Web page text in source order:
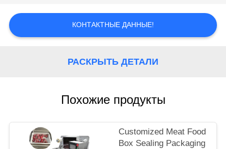
СЛУЧАИ
ЗАПРОСИТЕ
САЙТА
КОНТАКТНЫЕ ДАННЫЕ!
РАСКРЫТЬ ДЕТАЛИ
Похожие продукты
Customized Meat Food
Box Sealing Packaging